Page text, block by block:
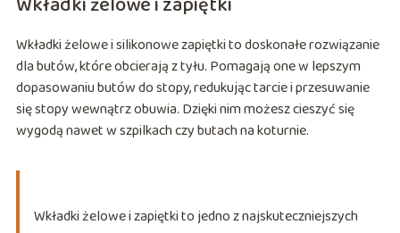
Wkładki żelowe i silikonowe zapiętki to doskonałe rozwiązanie
dla butów, które obcierają z tyłu. Pomagają one w lepszym
dopasowaniu butów do stopy, redukując tarcie i przesuwanie
się stopy wewnątrz obuwia. Dzięki nim możesz cieszyć się
wygodą nawet w szpilkach czy butach na koturnie.
Wkładki żelowe i zapiętki to jedno z najskuteczniejszych